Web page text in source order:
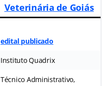
Veterinária de Goiás
edital publicado
Instituto Quadrix
Técnico Administrativo,